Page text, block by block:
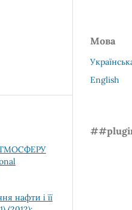
нафти і її
Мова
English